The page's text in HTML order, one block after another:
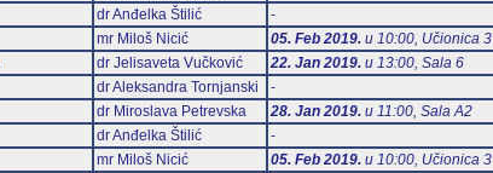
dr Anđelka Štilić
-
mr Miloš Nicić 05. Feb 2019.u 10:00, Učionica 3
dr Jelisaveta Vučković 22. Jan 2019.u 13:00, Sala 6
dr Aleksandra Tornjanski
-
dr Miroslava Petrevska 28. Jan 2019.u 11:00, Sala А2
dr Anđelka Štilić
-
mr Miloš Nicić 05. Feb 2019.u 10:00, Učionica 3